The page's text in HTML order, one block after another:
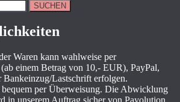
SUCHEN
Waren kann wahlweise per
einem Betrag von 10,- EUR), PayPal,
Bankeinzug/Lastschrift erfolgen.
bequem per Überweisung. Die Abwicklung